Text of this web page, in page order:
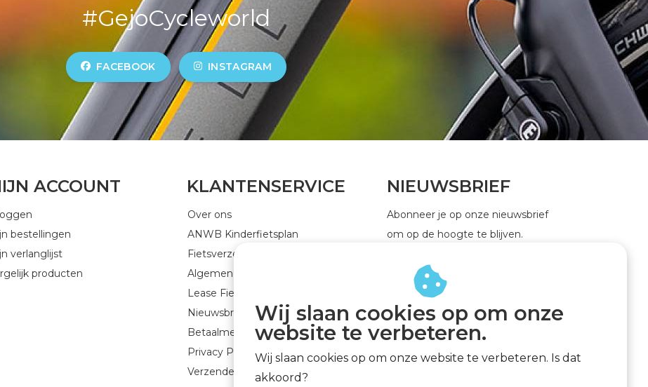
#GejoCycleworld
FACEBOOK INSTAGRAM
ACCOUNT
bestellingen
verlanglijst
producten
KLANTENSERVICE
Over ons
ANWB Kinderfietsplan
Fietsverzekering
Algemene voorwaarden
Lease Fiets
Nieuwsbrief GEJO Cycleworld
Betaalmethoden
Privacy Policy
Verzenden & retourneren
NIEUWSBRIEF
Abonneer je op onze nieuwsbrief
om op de hoogte te blijven.
ABONNEER
Wij slaan cookies op om onze
website te verbeteren.
Wij slaan cookies op om onze website te verbeteren. Is dat
akkoord?